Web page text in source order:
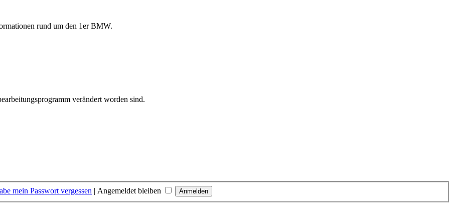
rund um den 1er BMW.
verändert worden sind.
mein Passwort vergessen | Angemeldet bleiben